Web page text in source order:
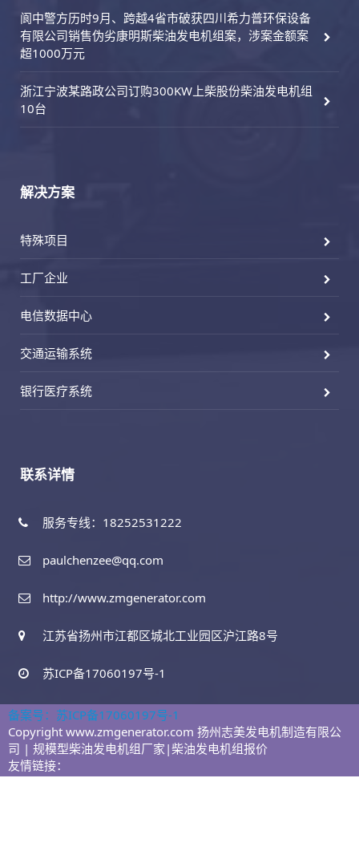
阆中警方历时9月、跨越4省市破获四川希力普环保设备
有限公司销售伪劣康明斯柴油发电机组案，涉案金额案
超1000万元
浙江宁波某路政公司订购300KW上柴股份柴油发电机组
10台
解决方案
特殊项目
工厂企业
电信数据中心
交通运输系统
银行医疗系统
联系详情
服务专线：18252531222
paulchenzee@qq.com
http://www.zmgenerator.com
江苏省扬州市江都区城北工业园区沪江路8号
苏ICP备17060197号-1
备案号：苏ICP备17060197号-1
Copyright www.zmgenerator.com 扬州志美发电机制造有限公
司 | 规模型柴油发电机组厂家|柴油发电机组报价
友情链接：